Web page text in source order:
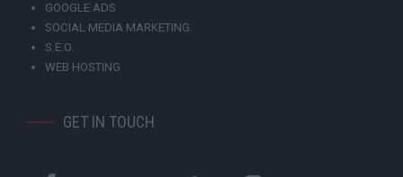
GOOGLE ADS
SOCIAL MEDIA MARKETING
S.E.O.
WEB HOSTING
GET IN TOUCH